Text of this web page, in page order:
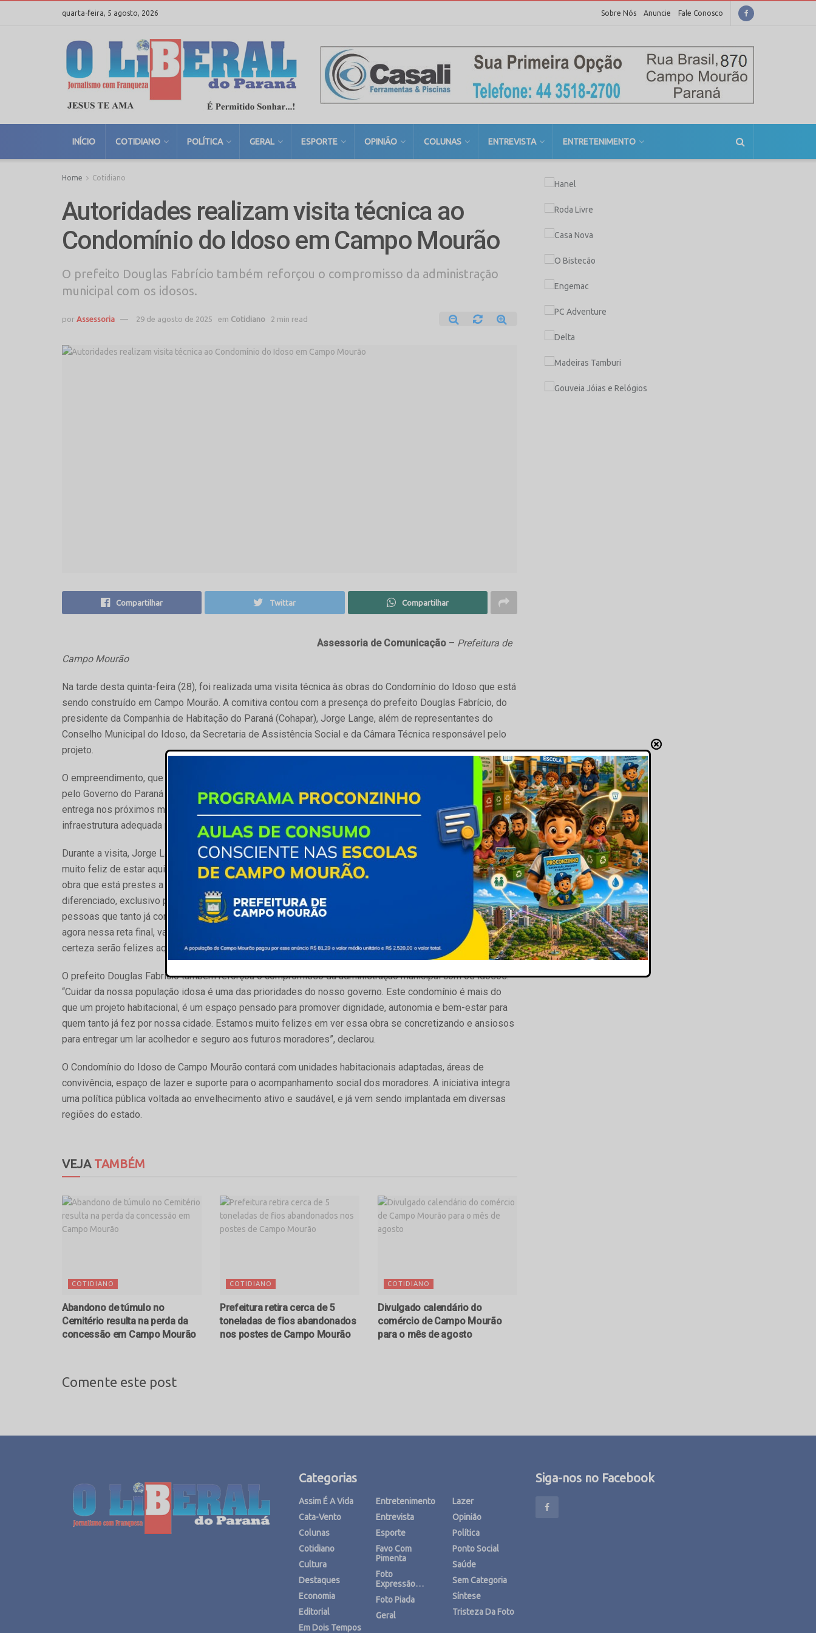
quarta-feira, 5 agosto, 2026 Sobre Nós Anuncie Fale Conosco
INÍCIO COTIDIANO POLÍTICA GERAL ESPORTE OPINIÃO COLUNAS ENTREVISTA ENTRETENIMENTO
Home Cotidiano
Autoridades realizam visita técnica ao
Condomínio do Idoso em Campo Mourão
O prefeito Douglas Fabrício também reforçou o compromisso da administração
municipal com os idosos.
por Assessoria 29 de agosto de 2025 em Cotidiano 2 min read
Compartilhar Twittar Compartilhar
Assessoria de Comunicação – Prefeitura de
Campo Mourão
Na tarde desta quinta-feira (28), foi realizada uma visita técnica às obras do Condomínio do Idoso que está
sendo construído em Campo Mourão. A comitiva contou com a presença do prefeito Douglas Fabrício, do
presidente da Companhia de Habitação do Paraná (Cohapar), Jorge Lange, além de representantes do
Conselho Municipal do Idoso, da Secretaria de Assistência Social e da Câmara Técnica responsável pelo
projeto.
O empreendimento, que faz parte de um programa habitacional exclusivo para pessoas idosas promovido
pelo Governo do Paraná em parceria com os municípios, está em fase final de execução e tem previsão de
entrega nos próximos meses. A proposta do condomínio é oferecer moradia digna, segura e com
infraestrutura adequada para garantir a qualidade de vida da população idosa.
Durante a visita, Jorge Lange destacou a relevância do projeto e elogiou o andamento das obras. “Fiquei
muito feliz de estar aqui com o prefeito Douglas, toda equipe da prefeitura e da Cohapar vistoriando essa
obra que está prestes a ser entregue. É um ícone do governo do Estado do Paraná, um programa
diferenciado, exclusivo para pessoas idosas. É uma forma de oferecer qualidade de vida para essas
pessoas que tanto já contribuíram com o nosso estado. A obra está em boas condições e acredito que,
agora nessa reta final, vamos deixá-la linda e bem preparada para receber os futuros moradores, que com
certeza serão felizes aqui”, afirmou.
O prefeito Douglas Fabrício também reforçou o compromisso da administração municipal com os idosos.
“Cuidar da nossa população idosa é uma das prioridades do nosso governo. Este condomínio é mais do
que um projeto habitacional, é um espaço pensado para promover dignidade, autonomia e bem-estar para
quem tanto já fez por nossa cidade. Estamos muito felizes em ver essa obra se concretizando e ansiosos
para entregar um lar acolhedor e seguro aos futuros moradores”, declarou.
O Condomínio do Idoso de Campo Mourão contará com unidades habitacionais adaptadas, áreas de
convivência, espaço de lazer e suporte para o acompanhamento social dos moradores. A iniciativa integra
uma política pública voltada ao envelhecimento ativo e saudável, e já vem sendo implantada em diversas
regiões do estado.
VEJATAMBÉM
COTIDIANO
Abandono de túmulo no
Cemitério resulta na perda da
concessão em Campo Mourão
COTIDIANO
Prefeitura retira cerca de 5
toneladas de fios abandonados
nos postes de Campo Mourão
COTIDIANO
Divulgado calendário do
comércio de Campo Mourão
para o mês de agosto
Comente este post
Categorias
Assim É A Vida
Cata-Vento
Colunas
Cotidiano
Cultura
Destaques
Economia
Editorial
Em Dois Tempos
Entretenimento
Entrevista
Esporte
Favo Com
Pimenta
Foto
Expressão…
Foto Piada
Geral
Lazer
Opinião
Política
Ponto Social
Saúde
Sem Categoria
Síntese
Tristeza Da Foto
Siga-nos no Facebook